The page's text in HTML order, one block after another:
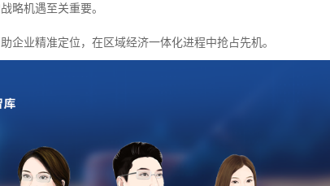
略机遇至关重要。
企业精准定位，在区域经济一体化进程中抢占先机。